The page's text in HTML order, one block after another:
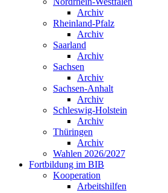
Archiv
Rheinland-Pfalz
Archiv
Saarland
Archiv
Sachsen
Archiv
Sachsen-Anhalt
Archiv
Schleswig-Holstein
Archiv
Thüringen
Archiv
Wahlen 2026/2027
Fortbildung im BIB
Kooperation
Arbeitshilfen